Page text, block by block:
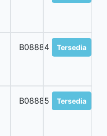
B08884 Tersedia
B08885 Tersedia